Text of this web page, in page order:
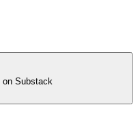
on Substack